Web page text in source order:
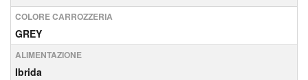
COLORE CARROZZERIA
GREY
ALIMENTAZIONE
Ibrida